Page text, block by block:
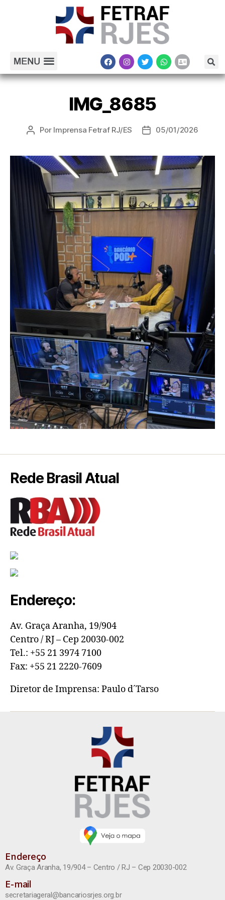
IMG_8685
Por Imprensa Fetraf RJ/ES 05/01/2026
Rede Brasil Atual
Endereço:
Av. Graça Aranha, 19/904
Centro / RJ – Cep 20030-002
Tel.: +55 21 3974 7100
Fax: +55 21 2220-7609
Diretor de Imprensa: Paulo d´Tarso
Endereço
Av. Graça Aranha, 19/904 – Centro / RJ – Cep 20030-002
E-mail
secretariageral@bancariosrjes.org.br